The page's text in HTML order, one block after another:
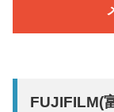
FUJIFILM(